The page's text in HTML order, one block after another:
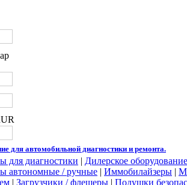
для автомобильной диагностики и ремонта.
для диагностики | Дилерское оборудование
автономные / ручные | Иммобилайзеры |
| Загрузчики / флешеры | Подушки